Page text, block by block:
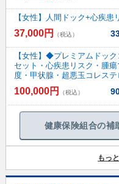
【女性】人間ドック+心疾
37,000円 （税込）
【女性】◆プレミアムドッ
セット・心疾患リスク・腫
度・甲状腺・超悪玉コレス
100,000円 （税込）
健康保険組合の補
もっ